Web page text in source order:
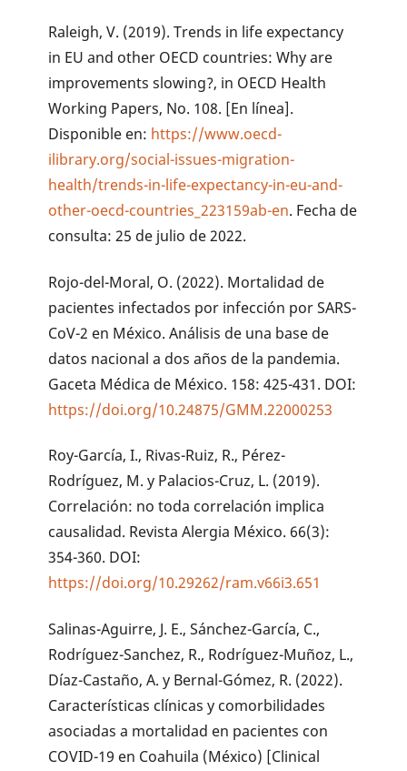
Raleigh, V. (2019). Trends in life expectancy
in EU and other OECD countries: Why are
improvements slowing?, in OECD Health
Working Papers, No. 108. [En línea].
Disponible en: https://www.oecd-
ilibrary.org/social-issues-migration-
health/trends-in-life-expectancy-in-eu-and-
other-oecd-countries_223159ab-en. Fecha de
consulta: 25 de julio de 2022.
Rojo-del-Moral, O. (2022). Mortalidad de
pacientes infectados por infección por SARS-
CoV-2 en México. Análisis de una base de
datos nacional a dos años de la pandemia.
Gaceta Médica de México. 158: 425-431. DOI:
https://doi.org/10.24875/GMM.22000253
Roy-García, I., Rivas-Ruiz, R., Pérez-
Rodríguez, M. y Palacios-Cruz, L. (2019).
Correlación: no toda correlación implica
causalidad. Revista Alergia México. 66(3):
354-360. DOI:
https://doi.org/10.29262/ram.v66i3.651
Salinas-Aguirre, J. E., Sánchez-García, C.,
Rodríguez-Sanchez, R., Rodríguez-Muñoz, L.,
Díaz-Castaño, A. y Bernal-Gómez, R. (2022).
Características clínicas y comorbilidades
asociadas a mortalidad en pacientes con
COVID-19 en Coahuila (México) [Clinical